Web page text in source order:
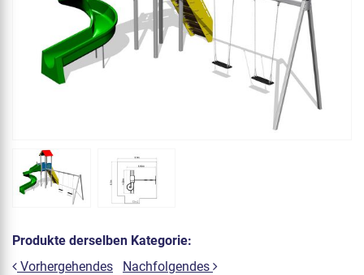
Produkte derselben Kategorie:
Vorhergehendes
Nachfolgendes